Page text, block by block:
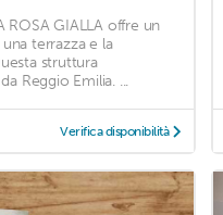
ROSA GIALLA offre un
terrazza e la
struttura
Reggio Emilia. ...
Verifica disponibilità